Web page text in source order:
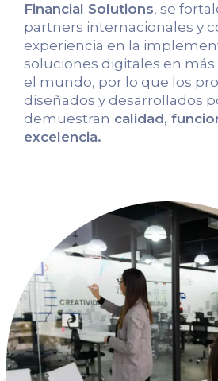
Financial Solutions, se
partners internacionales y
experiencia en la
soluciones digitales en más
el mundo, por lo que los
diseñados y desarrollados
demuestran calidad,
excelencia.